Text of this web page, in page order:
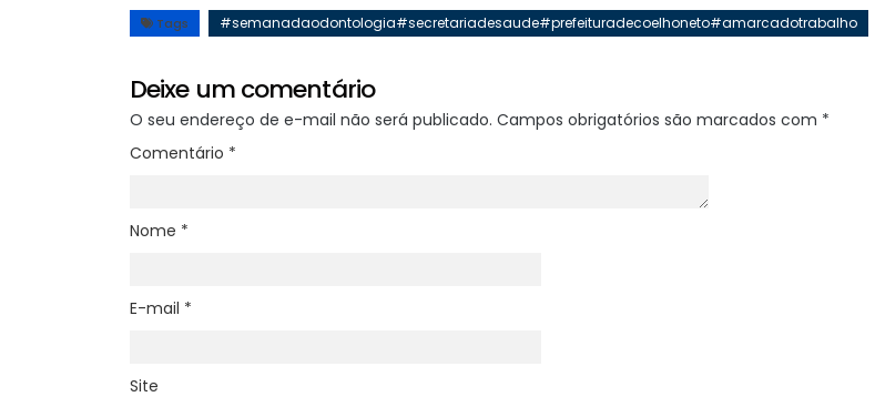
Tags #semanadaodontologia#secretariadesaude#prefeituradecoelhoneto#amarcadotrabalho
Deixe um comentário
O seu endereço de e-mail não será publicado. Campos obrigatórios são marcados com *
Comentário *
Nome *
E-mail *
Site